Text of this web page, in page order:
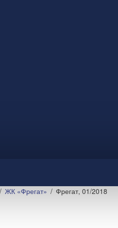
ЖК «Фрегат» Фрегат, 01/2018